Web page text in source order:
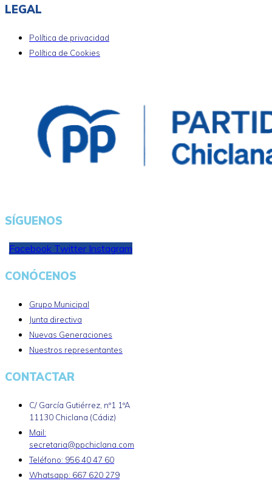
LEGAL
Política de privacidad
Política de Cookies
SÍGUENOS
Facebook Twitter Instagram
CONÓCENOS
Grupo Municipal
Junta directiva
Nuevas Generaciones
Nuestros representantes
CONTACTAR
C/ García Gutiérrez, nº1 1ºA
11130 Chiclana (Cádiz)
Mail:
secretaria@ppchiclana.com
Teléfono: 956 40 47 60
Whatsapp: 667 620 279